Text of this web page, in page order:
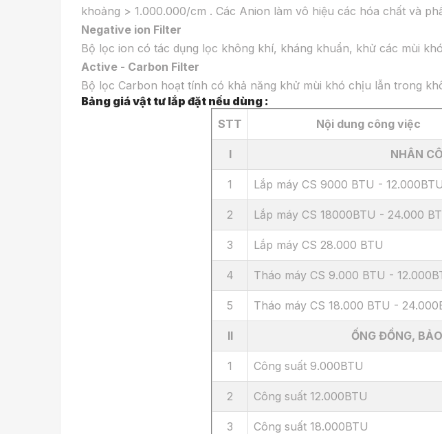
khoảng > 1.000.000/cm . Các Anion làm vô hiệu các hóa chất và
Negative ion Filter
Bộ lọc ion có tác dụng lọc không khí, kháng khuẩn, khử các mùi
Active - Carbon Filter
Bộ lọc Carbon hoạt tính có khả năng khử mùi khó chịu lẫn trong
Bảng giá vật tư lắp đặt nếu dùng :
STT
Nội dung công việc
I NHÂN
1 Lắp máy CS 9000 BTU - 12.000BTU
2 Lắp máy CS 18000BTU - 24.000
3 Lắp máy CS 28.000 BTU
4 Tháo máy CS 9.000 BTU -
5 Tháo máy CS 18.000 BTU -
II ỐNG ĐỒNG,
1 Công suất 9.000BTU
2 Công suất 12.000BTU
3 Công suất 18.000BTU